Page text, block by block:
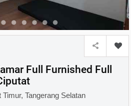
Full Furnished Full
Tangerang Selatan